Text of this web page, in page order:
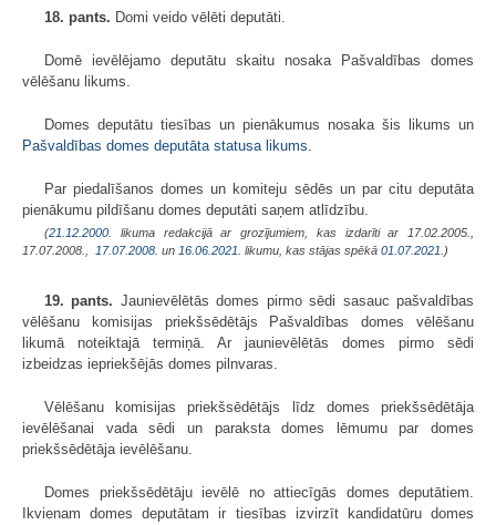
18. pants. Domi veido vēlēti deputāti.
Domē ievēlējamo deputātu skaitu nosaka Pašvaldības domes
vēlēšanu likums.
Domes deputātu tiesības un pienākumus nosaka šis likums un
Pašvaldības domes deputāta statusa likums.
Par piedalīšanos domes un komiteju sēdēs un par citu deputāta
pienākumu pildīšanu domes deputāti saņem atlīdzību.
(21.12.2000 . likuma redakcijā ar grozījumiem, kas izdarīti ar 17.02.2005.,
17.07.2008., 17.07.2008. un 16.06.2021 . likumu, kas stājas spēkā 01.07.2021. )
19. pants. Jaunievēlētās domes pirmo sēdi sasauc pašvaldības
vēlēšanu komisijas priekšsēdētājs Pašvaldības domes vēlēšanu
likumā noteiktajā termiņā. Ar jaunievēlētās domes pirmo sēdi
izbeidzas iepriekšējās domes pilnvaras.
Vēlēšanu komisijas priekšsēdētājs līdz domes priekšsēdētāja
ievēlēšanai vada sēdi un paraksta domes lēmumu par domes
priekšsēdētāja ievēlēšanu.
Domes priekšsēdētāju ievēlē no attiecīgās domes deputātiem.
Ikvienam domes deputātam ir tiesības izvirzīt kandidatūru domes